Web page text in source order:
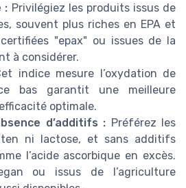
: Privilégiez les produits issus de
souvent plus riches en EPA et
"epax" ou issues de la
à considérer.
indice mesure l’oxydation de
bas garantit une meilleure
optimale.
d’additifs : Préférez les
ni lactose, et sans additifs
l’acide ascorbique en excès.
ou issus de l’agriculture